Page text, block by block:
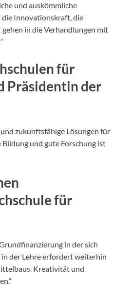
und auskömmliche
Innovationskraft, die
in die Verhandlungen mit
für
Präsidentin der
zukunftsfähige Lösungen für
und gute Forschung ist
für
in der sich
der Lehre erfordert weiterhin
Kreativität und